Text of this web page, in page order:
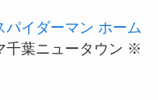
パイダーマン ホーム
千葉ニュータウン ※